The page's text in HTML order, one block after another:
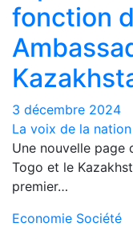
fonction
3 décembre 2024
La voix de la nation
Une nouvelle page
Togo et le
premier…
Economie Société